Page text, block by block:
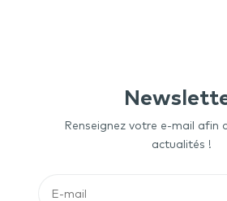
Renseignez votre e-mail afin
actualités !